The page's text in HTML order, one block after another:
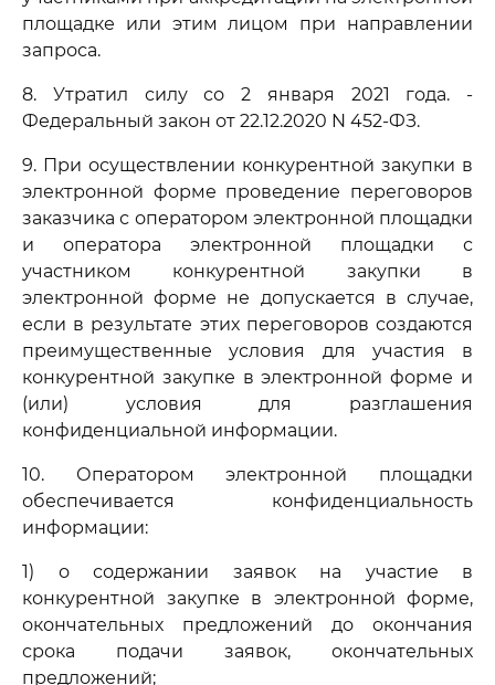
площадке или этим лицом при направлении
запроса.
8. Утратил силу со 2 января 2021 года. -
Федеральный закон от 22.12.2020 N 452-ФЗ.
9. При осуществлении конкурентной закупки в
электронной форме проведение переговоров
заказчика с оператором электронной площадки
и оператора электронной площадки с
участником конкурентной закупки в
электронной форме не допускается в случае,
если в результате этих переговоров создаются
преимущественные условия для участия в
конкурентной закупке в электронной форме и
(или) условия для разглашения
конфиденциальной информации.
10. Оператором электронной площадки
обеспечивается конфиденциальность
информации:
1) о содержании заявок на участие в
конкурентной закупке в электронной форме,
окончательных предложений до окончания
срока подачи заявок, окончательных
предложений;